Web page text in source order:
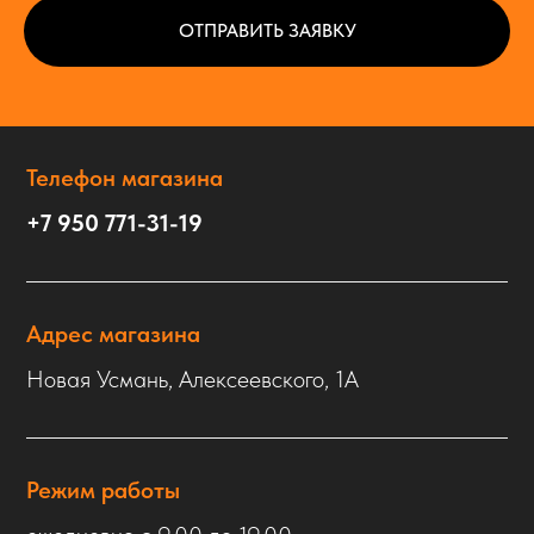
ОТПРАВИТЬ ЗАЯВКУ
Телефон магазина
+7 950 771-31-19
Адрес магазина
Новая Усмань, Алексеевского, 1А
Режим работы